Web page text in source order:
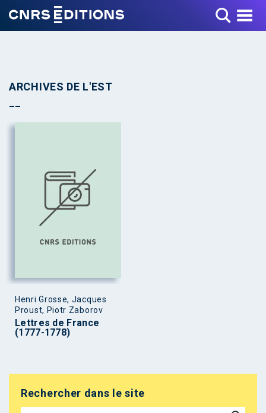
Toggle Menu
ARCHIVES DE L'EST
Henri Grosse, Jacques
Proust, Piotr Zaborov
Lettres de France
(1777-1778)
Rechercher dans le site